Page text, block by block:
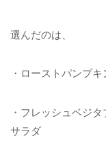
選んだのは、
・ローストパンプ
・フレッシュベジ
サラダ